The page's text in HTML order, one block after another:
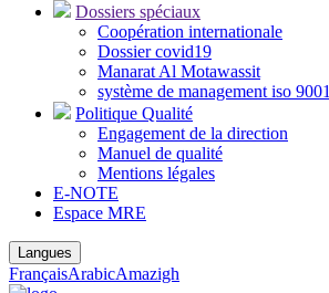
Dossiers spéciaux
Coopération internationale
Dossier covid19
Manarat Al Motawassit
système de management iso 9001
Politique Qualité
Engagement de la direction
Manuel de qualité
Mentions légales
E-NOTE
Espace MRE
Langues
FrançaisArabicAmazigh